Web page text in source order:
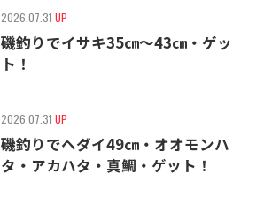
2026.07.31 UP
磯釣りでイサキ35㎝〜43㎝・ゲッ
ト！
2026.07.31 UP
磯釣りでヘダイ49㎝・オオモンハ
タ・アカハタ・真鯛・ゲット！